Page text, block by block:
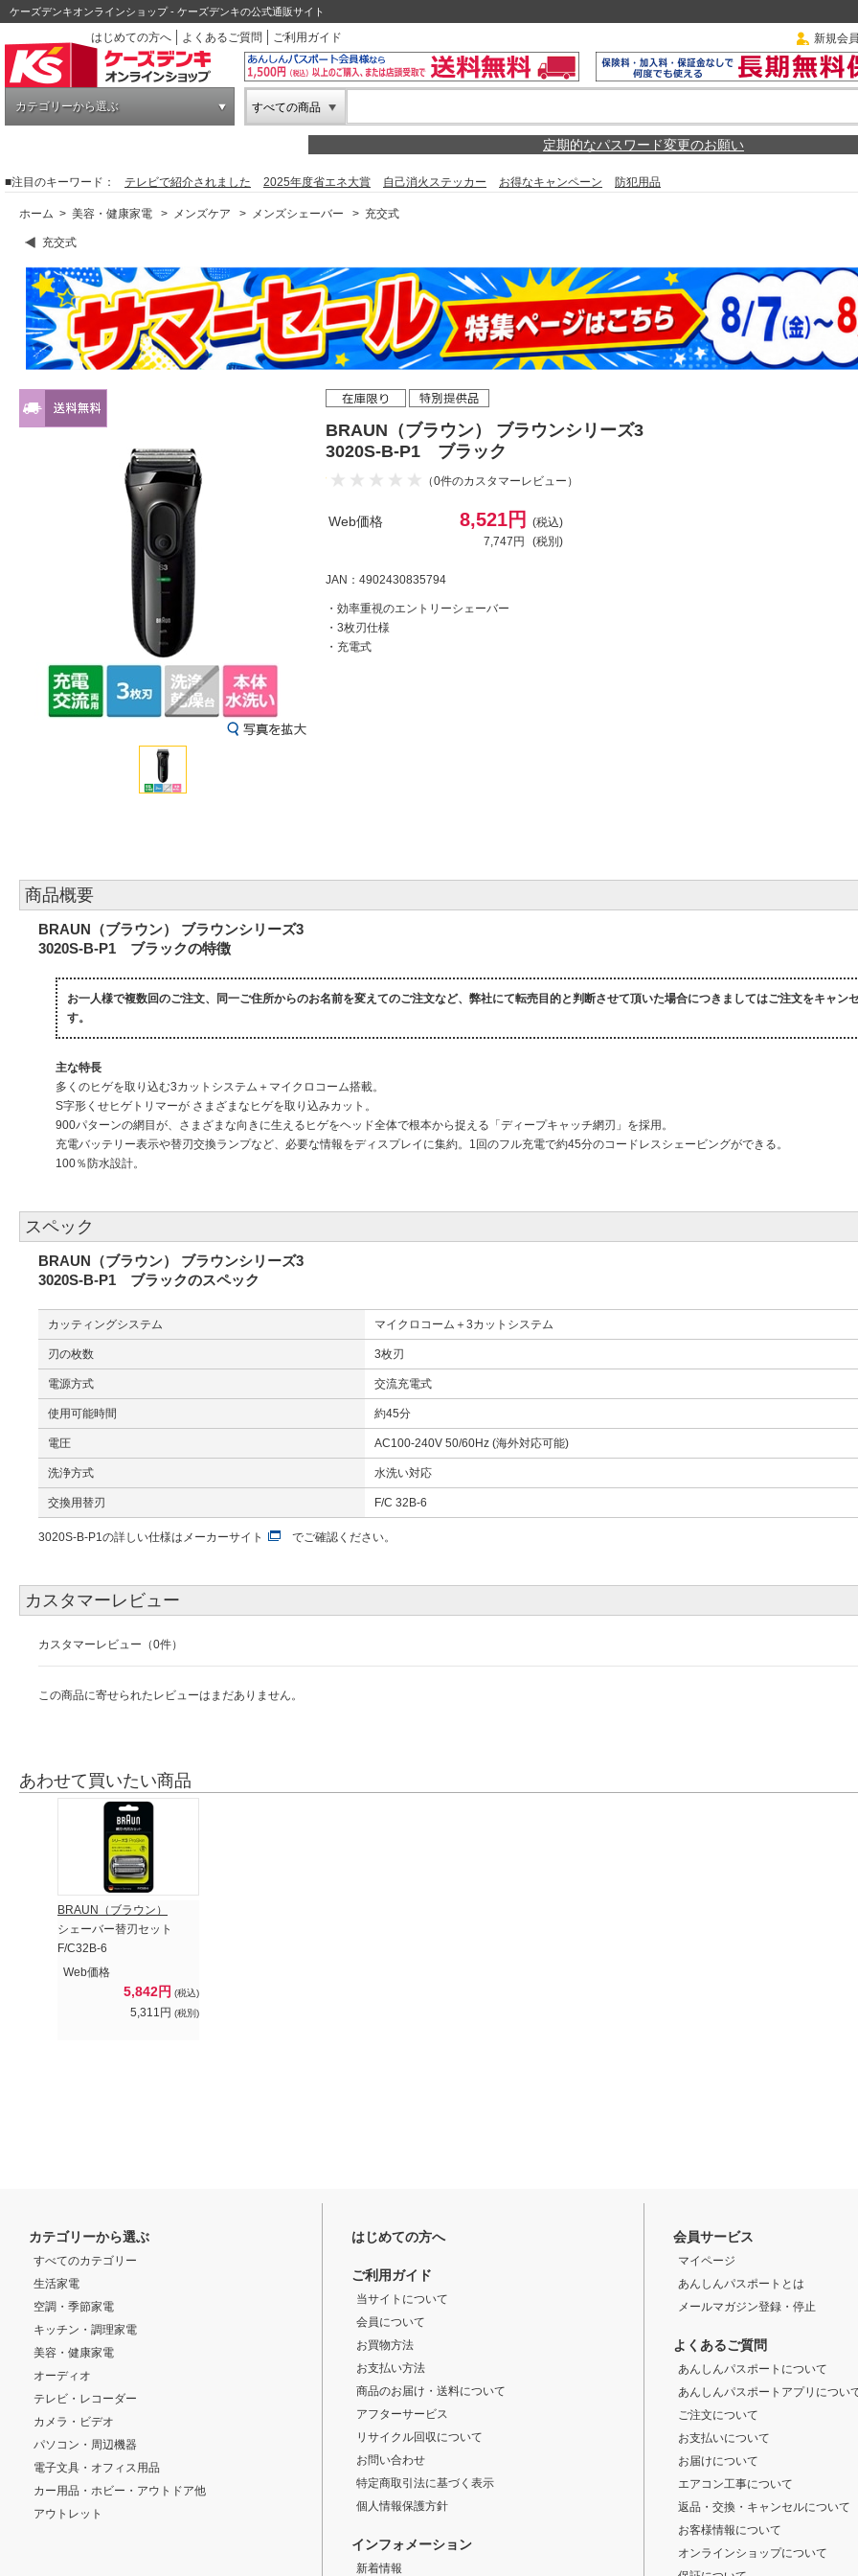
ケーズデンキオンラインショップ - ケーズデンキの公式通販サイト
はじめての方へ
よくあるご質問 ご利用ガイド 新規会
カテゴリーから選ぶ すべての商品
定期的なパスワード変更のお願い
■注目のキーワード： テレビで紹介されました 2025年度省エネ大賞 自己消火ステッカー お得なキャンペーン 防犯用品
ホーム > 美容・健康家電 > メンズケア > メンズシェーバー > 充交式
充交式
BRAUN（ブラウン） ブラウンシリーズ3
3020S-B-P1 ブラック
（0件のカスタマーレビュー）
Web価格 8,521円
(税込)
7,747円
(税別)
JAN：4902430835794
・効率重視のエントリーシェーバー
・3枚刃仕様
・充電式
商品概要
BRAUN（ブラウン） ブラウンシリーズ3
3020S-B-P1 ブラックの特徴
お一人様で複数回のご注文、同一ご住所からのお名前を変えてのご注文など、弊社にて転売目的と判断させて頂いた場合につきましてはご注文をキャン
す。
主な特長
多くのヒゲを取り込む3カットシステム＋マイクロコーム搭載。
S字形くせヒゲトリマーが さまざまなヒゲを取り込みカット。
900パターンの網目が、さまざまな向きに生えるヒゲをヘッド全体で根本から捉える「ディープキャッチ網刃」を採用。
充電バッテリー表示や替刃交換ランプなど、必要な情報をディスプレイに集約。1回のフル充電で約45分のコードレスシェービングができる。
100％防水設計。
スペック
BRAUN（ブラウン） ブラウンシリーズ3
3020S-B-P1 ブラックのスペック
カッティングシステム マイクロコーム＋3カットシステム
刃の枚数 3枚刃
電源方式 交流充電式
使用可能時間 約45分
電圧 AC100-240V 50/60Hz (海外対応可能)
洗浄方式 水洗い対応
交換用替刃 F/C 32B-6
3020S-B-P1の詳しい仕様は メーカーサイト でご確認ください。
カスタマーレビュー
カスタマーレビュー（0件）
この商品に寄せられたレビューはまだありません。
あわせて買いたい商品
BRAUN（ブラウン）
シェーバー替刃セット
F/C32B-6
Web価格
5,842円 (税込)
5,311円 (税別)
カテゴリーから選ぶ
すべてのカテゴリー
生活家電
空調・季節家電
キッチン・調理家電
美容・健康家電
オーディオ
テレビ・レコーダー
カメラ・ビデオ
パソコン・周辺機器
電子文具・オフィス用品
カー用品・ホビー・アウトドア他
アウトレット
はじめての方へ
ご利用ガイド
当サイトについて
会員について
お買物方法
お支払い方法
商品のお届け・送料について
アフターサービス
リサイクル回収について
お問い合わせ
特定商取引法に基づく表示
個人情報保護方針
インフォメーション
新着情報
会員サービス
マイページ
あんしんパスポートとは
メールマガジン登録・停止
よくあるご質問
あんしんパスポートについて
あんしんパスポートアプリについ
ご注文について
お支払いについて
お届けについて
エアコン工事について
返品・交換・キャンセルについて
お客様情報について
オンラインショップについて